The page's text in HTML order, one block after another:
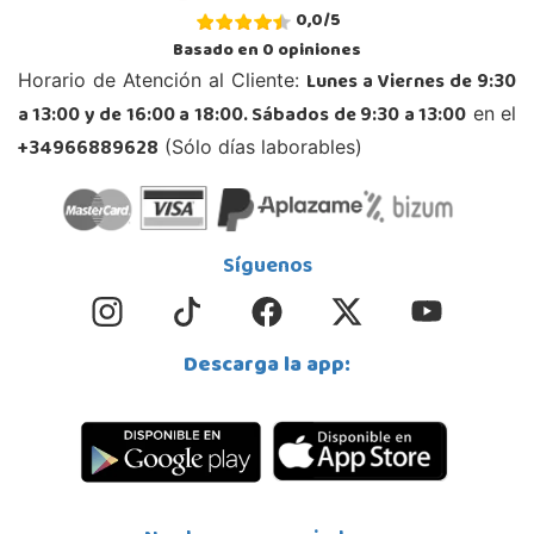
Juguetilandia Armilla
Carretera Armilla 29, Urb. Porcegram, 2
18100, Armilla
958183860
Localizar Tienda
Juguetilandia Barakaldo
Centro comercial Max Center Barrio, Kareaga K., s/n Planta 1 Local LC3
POCAS UNIDADES
0,0/5
Basado en0opiniones
Horario de Atención al Cliente: Lunes a Viernes de 9:30
a 13:00 y de 16:00 a 18:00. Sábados de 9:30 a 13:00 en el
+34966889628 (Sólo días laborables)
Síguenos
Descarga la app: